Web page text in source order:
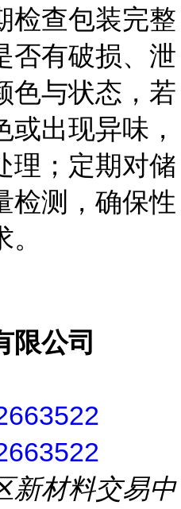
检查包装完整
否有破损、泄
色与状态，若
出现异味，
理；定期对储
检测，确保性
限公司
新材料交易中